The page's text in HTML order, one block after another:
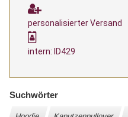
personalisierter Versand
intern: ID429
Suchwörter